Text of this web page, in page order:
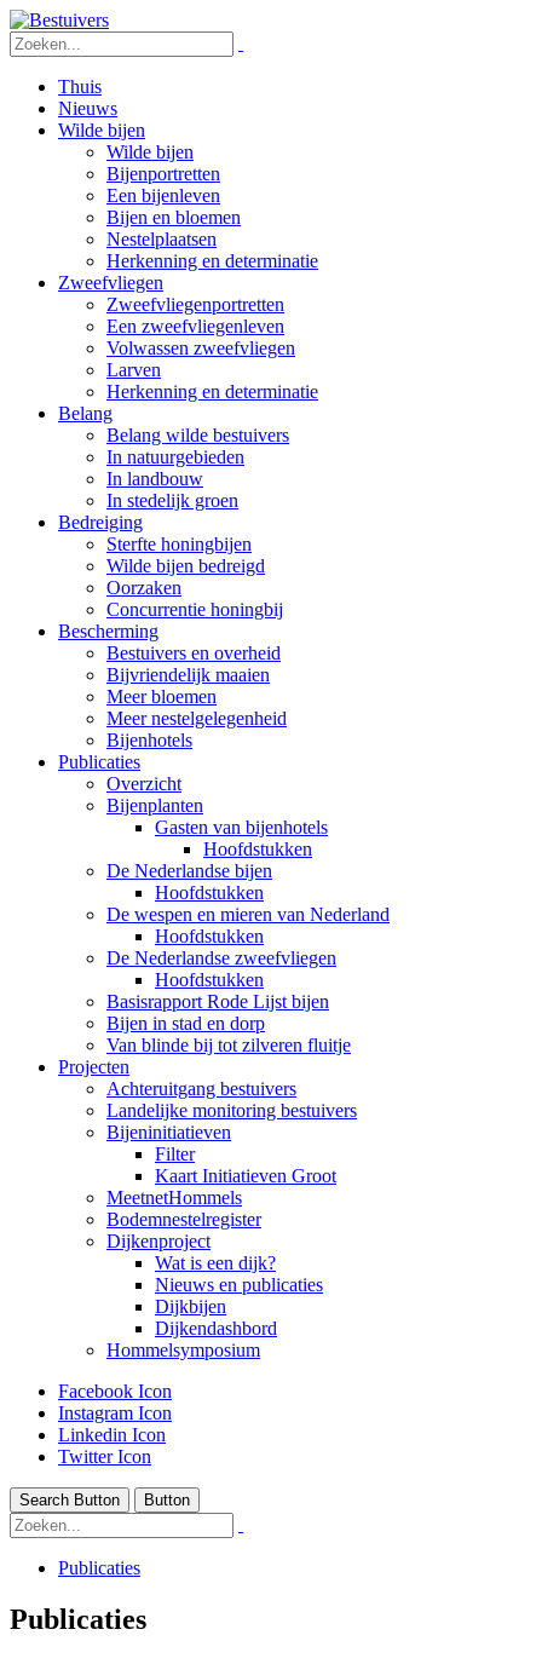
Thuis
Nieuws
Wilde bijen
Wilde bijen
Bijenportretten
Een bijenleven
Bijen en bloemen
Nestelplaatsen
Herkenning en determinatie
Zweefvliegen
Zweefvliegenportretten
Een zweefvliegenleven
Volwassen zweefvliegen
Larven
Herkenning en determinatie
Belang
Belang wilde bestuivers
In natuurgebieden
In landbouw
In stedelijk groen
Bedreiging
Sterfte honingbijen
Wilde bijen bedreigd
Oorzaken
Concurrentie honingbij
Bescherming
Bestuivers en overheid
Bijvriendelijk maaien
Meer bloemen
Meer nestelgelegenheid
Bijenhotels
Publicaties
Overzicht
Bijenplanten
Gasten van bijenhotels
Hoofdstukken
De Nederlandse bijen
Hoofdstukken
De wespen en mieren van Nederland
Hoofdstukken
De Nederlandse zweefvliegen
Hoofdstukken
Basisrapport Rode Lijst bijen
Bijen in stad en dorp
Van blinde bij tot zilveren fluitje
Projecten
Achteruitgang bestuivers
Landelijke monitoring bestuivers
Bijeninitiatieven
Filter
Kaart Initiatieven Groot
MeetnetHommels
Bodemnestelregister
Dijkenproject
Wat is een dijk?
Nieuws en publicaties
Dijkbijen
Dijkendashbord
Hommelsymposium
Facebook Icon
Instagram Icon
Linkedin Icon
Twitter Icon
Search Button Button
Publicaties
Publicaties